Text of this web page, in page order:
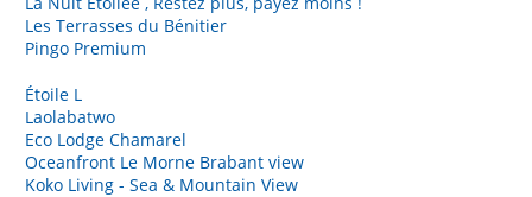
Les Terrasses du Bénitier
Pingo Premium
Étoile L
Laolabatwo
Eco Lodge Chamarel
Oceanfront Le Morne Brabant view
Koko Living - Sea & Mountain View